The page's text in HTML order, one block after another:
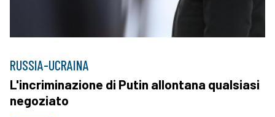
RUSSIA-UCRAINA
L'incriminazione di Putin allontana qualsiasi
negoziato